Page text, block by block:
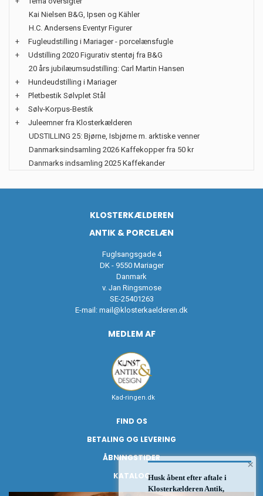
Kai Nielsen B&G, Ipsen og Kähler
H.C. Andersens Eventyr Figurer
+
Fugleudstilling i Mariager - porcelænsfugle
+
Udstilling 2020 Figurativ stentøj fra B&G
20 års jubilæumsudstilling: Carl Martin Hansen
+
Hundeudstilling i Mariager
+
Pletbestik Sølvplet Stål
+
Sølv-Korpus-Bestik
+
Juleemner fra Klosterkælderen
UDSTILLING 25: Bjørne, Isbjørne m. arktiske venner
Danmarksindsamling 2026 Kaffekopper fra 50 kr
Danmarks indsamling 2025 Kaffekander
KLOSTERKÆLDEREN
ANTIK & PORCELÆN
Fuglsangsgade 4
DK - 9550 Mariager
Danmark
v. Jan Ringsmose
SE-25401263
E-mail: mail@klosterkaelderen.dk
MEDLEM AF
Kad-ringen.dk
FIND OS
BETALING OG LEVERING
ÅBNINGSTIDER
KATALOG
×
Husk åbent efter aftale i
Klosterkælderen Antik,